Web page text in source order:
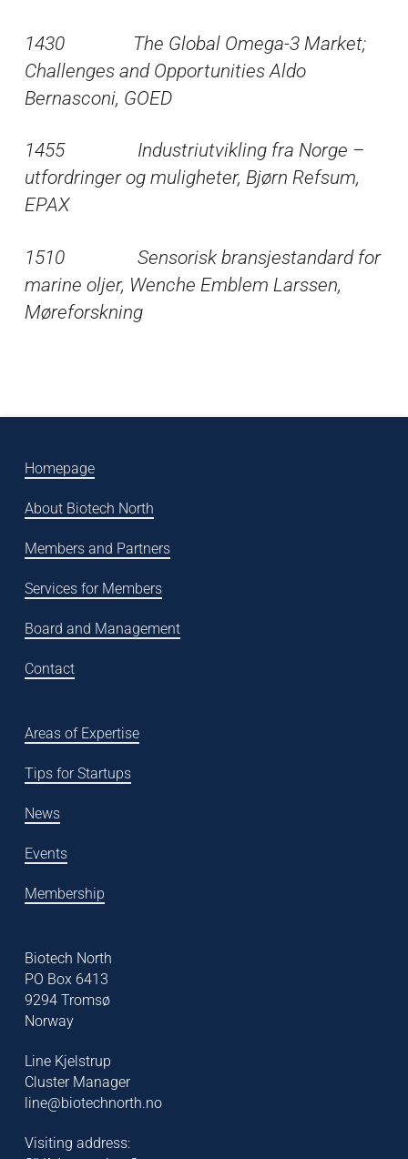
1430 The Global Omega-3 Market;
Challenges and Opportunities Aldo
Bernasconi, GOED
1455 Industriutvikling fra Norge –
utfordringer og muligheter, Bjørn Refsum,
EPAX
1510 Sensorisk bransjestandard for
marine oljer, Wenche Emblem Larssen,
Møreforskning
Homepage
About Biotech North
Members and Partners
Services for Members
Board and Management
Contact
Areas of Expertise
Tips for Startups
News
Events
Membership
Biotech North
PO Box 6413
9294 Tromsø
Norway
Line Kjelstrup
Cluster Manager
line@biotechnorth.no
Visiting address: